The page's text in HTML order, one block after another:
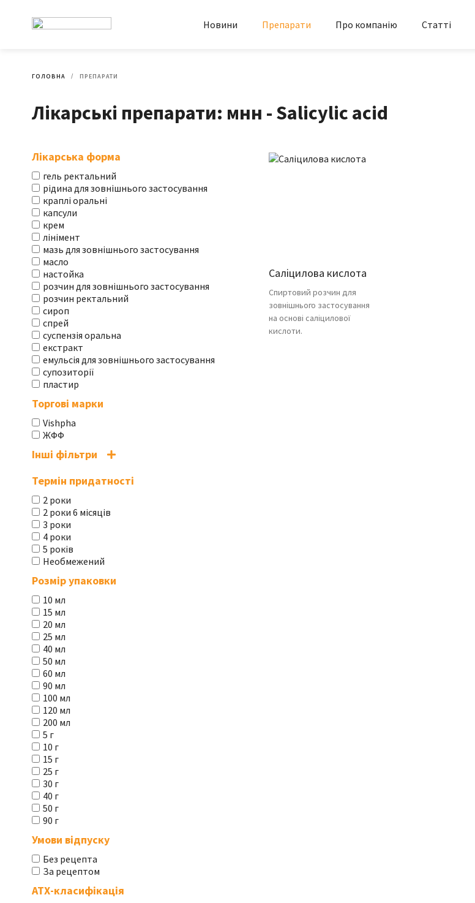
Новини Препарати Про компанію Статті
ГОЛОВНА ПРЕПАРАТИ
Лікарські препарати: мнн - Salicylic acid
Лікарська форма
гель ректальний
рідина для зовнішнього застосування
краплі оральні
капсули
крем
лінімент
мазь для зовнішнього застосування
масло
настойка
розчин для зовнішнього застосування
розчин ректальний
сироп
спрей
суспензія оральна
екстракт
емульсія для зовнішнього застосування
супозиторії
пластир
Торгові марки
Vishpha
ЖФФ
Інші фільтри
Термін придатності
2 роки
2 роки 6 місяців
3 роки
4 роки
5 років
Необмежений
Розмір упаковки
10 мл
15 мл
20 мл
25 мл
40 мл
50 мл
60 мл
90 мл
100 мл
120 мл
200 мл
5 г
10 г
15 г
25 г
30 г
40 г
50 г
90 г
Умови відпуску
Без рецепта
За рецептом
АТХ-класифікація
Саліцилова кислота
Спиртовий розчин для
зовнішнього застосування
на основі саліцилової
кислоти.